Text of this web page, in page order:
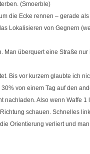
(Smoerble)
die Ecke rennen – gerade
Lokalisieren von Gegnern
Man überquert eine Straße
Bis vor kurzem glaubte ich
von einem Tag auf den
nachladen. Also wenn Waffe
schauen. Schnelles
Orientierung verliert und